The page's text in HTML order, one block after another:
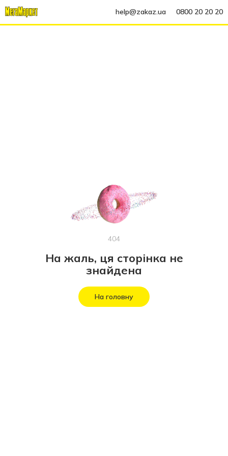
help@zakaz.ua 0800 20 20 20
404
На жаль, ця сторінка не
знайдена
На головну